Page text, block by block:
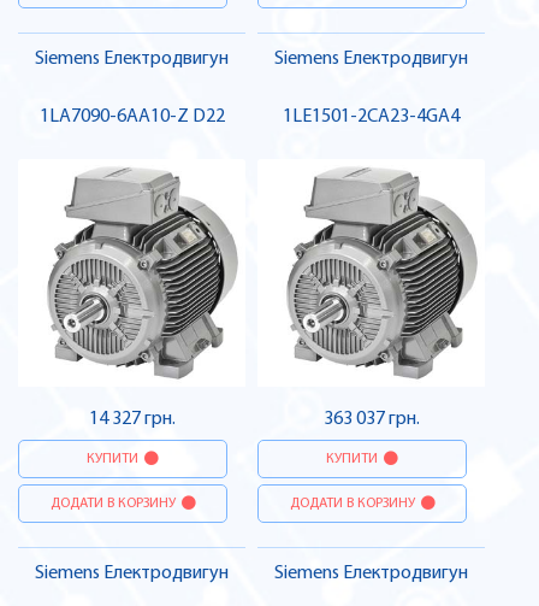
Siemens Електродвигун
1LA7090-6AA10-Z D22
14 327 грн.
КУПИТИ
ДОДАТИ В КОРЗИНУ
Siemens Електродвигун
1LE1501-2CA23-4GA4
363 037 грн.
КУПИТИ
ДОДАТИ В КОРЗИНУ
Siemens Електродвигун Siemens Електродвигун